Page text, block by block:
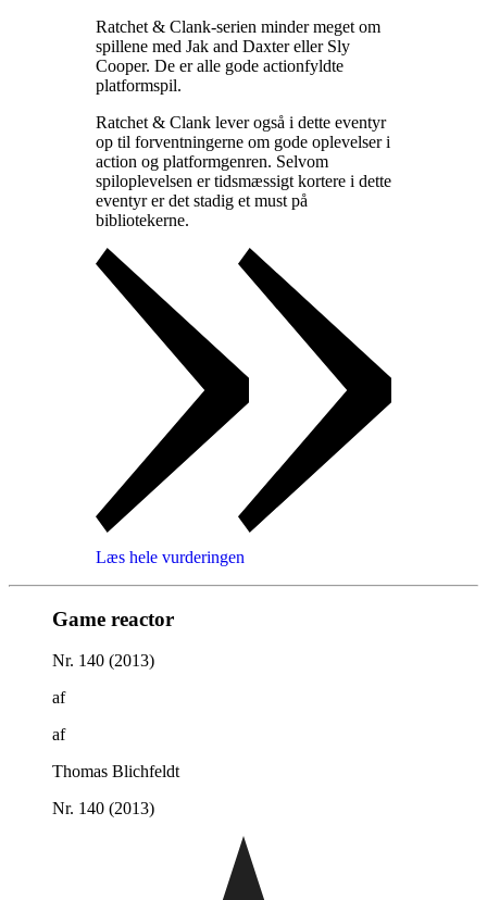
Ratchet & Clank-serien minder meget om
spillene med Jak and Daxter eller Sly
Cooper. De er alle gode actionfyldte
platformspil.
Ratchet & Clank lever også i dette eventyr
op til forventningerne om gode oplevelser i
action og platformgenren. Selvom
spiloplevelsen er tidsmæssigt kortere i dette
eventyr er det stadig et must på
bibliotekerne.
Læs hele vurderingen
Game reactor
Nr. 140 (2013)
af
af
Thomas Blichfeldt
Nr. 140 (2013)